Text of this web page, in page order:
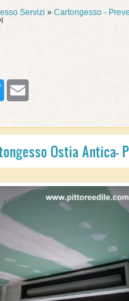
Servizi » Cartongesso -
Twitter
Ostia Antica-